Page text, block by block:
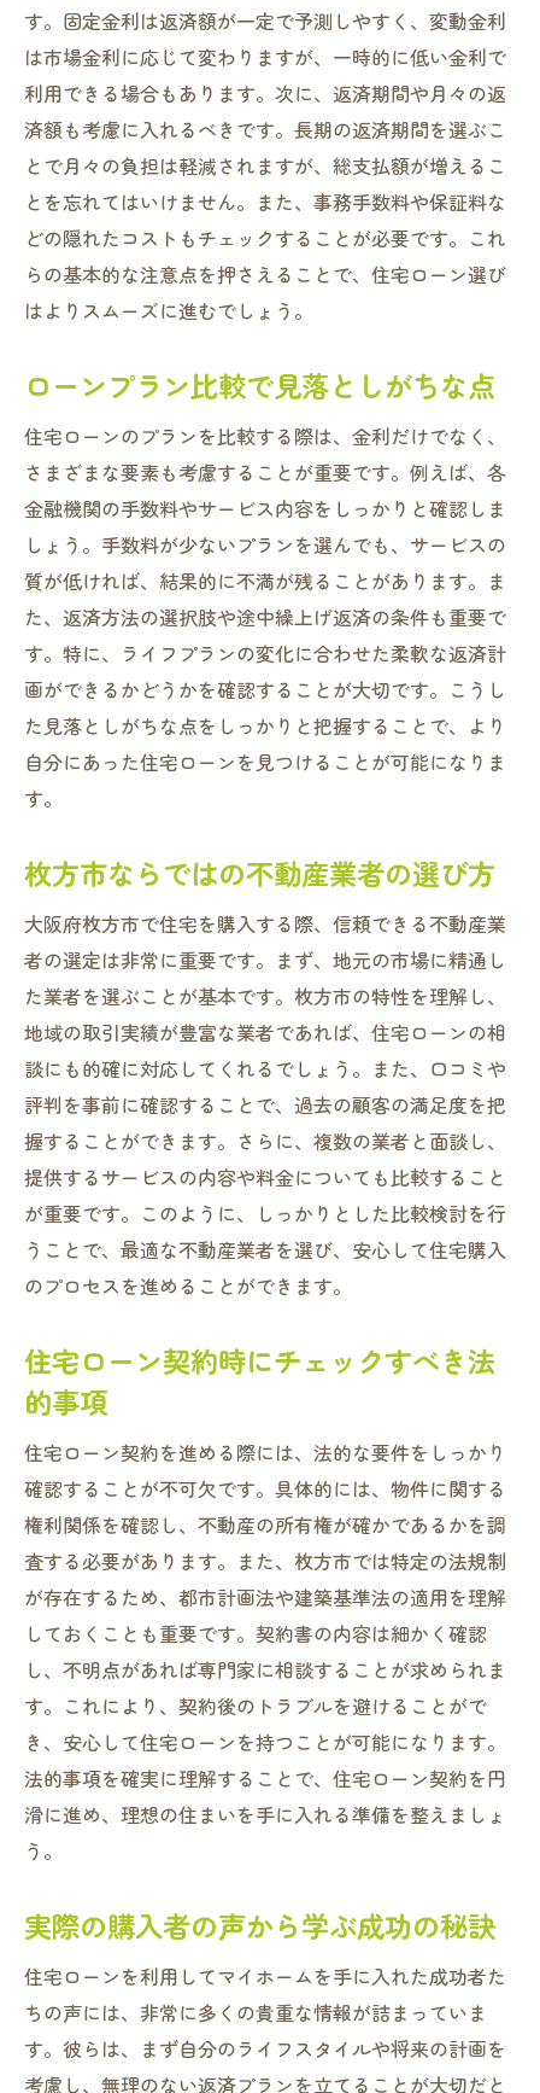
す。固定金利は返済額が一定で予測しやすく、変動金利
は市場金利に応じて変わりますが、一時的に低い金利で
利用できる場合もあります。次に、返済期間や月々の返
済額も考慮に入れるべきです。長期の返済期間を選ぶこ
とで月々の負担は軽減されますが、総支払額が増えるこ
とを忘れてはいけません。また、事務手数料や保証料な
どの隠れたコストもチェックすることが必要です。これ
らの基本的な注意点を押さえることで、住宅ローン選び
はよりスムーズに進むでしょう。
ローンプラン比較で見落としがちな点
住宅ローンのプランを比較する際は、金利だけでなく、
さまざまな要素も考慮することが重要です。例えば、各
金融機関の手数料やサービス内容をしっかりと確認しま
しょう。手数料が少ないプランを選んでも、サービスの
質が低ければ、結果的に不満が残ることがあります。ま
た、返済方法の選択肢や途中繰上げ返済の条件も重要で
す。特に、ライフプランの変化に合わせた柔軟な返済計
画ができるかどうかを確認することが大切です。こうし
た見落としがちな点をしっかりと把握することで、より
自分にあった住宅ローンを見つけることが可能になりま
す。
枚方市ならではの不動産業者の選び方
大阪府枚方市で住宅を購入する際、信頼できる不動産業
者の選定は非常に重要です。まず、地元の市場に精通し
た業者を選ぶことが基本です。枚方市の特性を理解し、
地域の取引実績が豊富な業者であれば、住宅ローンの相
談にも的確に対応してくれるでしょう。また、口コミや
評判を事前に確認することで、過去の顧客の満足度を把
握することができます。さらに、複数の業者と面談し、
提供するサービスの内容や料金についても比較すること
が重要です。このように、しっかりとした比較検討を行
うことで、最適な不動産業者を選び、安心して住宅購入
のプロセスを進めることができます。
住宅ローン契約時にチェックすべき法
的事項
住宅ローン契約を進める際には、法的な要件をしっかり
確認することが不可欠です。具体的には、物件に関する
権利関係を確認し、不動産の所有権が確かであるかを調
査する必要があります。また、枚方市では特定の法規制
が存在するため、都市計画法や建築基準法の適用を理解
しておくことも重要です。契約書の内容は細かく確認
し、不明点があれば専門家に相談することが求められま
す。これにより、契約後のトラブルを避けることがで
き、安心して住宅ローンを持つことが可能になります。
法的事項を確実に理解することで、住宅ローン契約を円
滑に進め、理想の住まいを手に入れる準備を整えましょ
う。
実際の購入者の声から学ぶ成功の秘訣
住宅ローンを利用してマイホームを手に入れた成功者た
ちの声には、非常に多くの貴重な情報が詰まっていま
す。彼らは、まず自分のライフスタイルや将来の計画を
考慮し、無理のない返済プランを立てることが大切だと